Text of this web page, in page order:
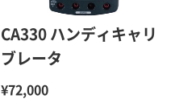
CA330 ハンディキャリ
ブレータ
¥72,000